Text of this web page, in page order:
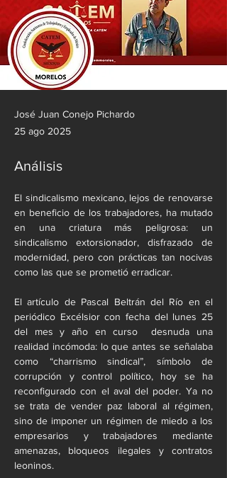
José Juan Conejo Pichardo
25 ago 2025
Análisis
El sindicalismo mexicano, lejos de renovarse
en beneficio de los trabajadores, ha mutado
en una criatura más peligrosa: un
sindicalismo extorsionador, disfrazado de
modernidad, pero con prácticas tan nocivas
como las que se prometió erradicar.
El artículo de Pascal Beltrán del Río en el
periódico Excélsior con fecha del lunes 25
del mes y año en curso  desnuda una
realidad incómoda: lo que antes se señalaba
como “charrismo sindical”, símbolo de
corrupción y control político, hoy se ha
reconfigurado con el aval del poder. Ya no
se trata de vender paz laboral al régimen,
sino de imponer un régimen de miedo a los
empresarios y trabajadores mediante
amenazas, bloqueos ilegales y contratos
leoninos.